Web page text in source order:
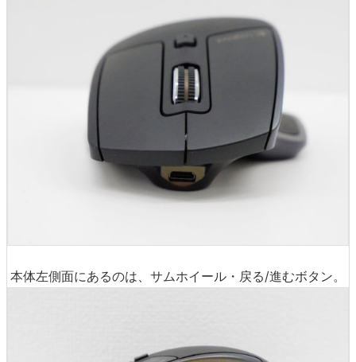
本体左側面にあるのは、サムホイール・戻る/進むボタン。